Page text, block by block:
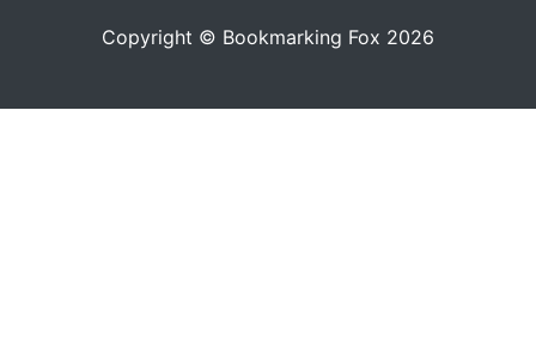
Copyright © Bookmarking Fox 2026